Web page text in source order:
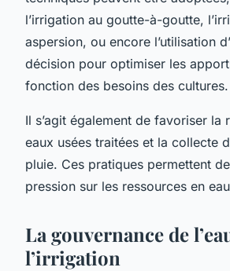
l’irrigation au goutte-à-goutte,
aspersion, ou encore l’utilisation
décision pour optimiser les
fonction des besoins des cultures.
Il s’agit également de favoriser la
eaux usées traitées et la collecte
pluie. Ces pratiques permettent
pression sur les ressources en
La gouvernance de
l’irrigation